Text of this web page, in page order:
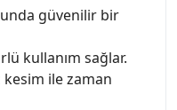
güvenilir bir
kullanım sağlar.
kesim ile zaman